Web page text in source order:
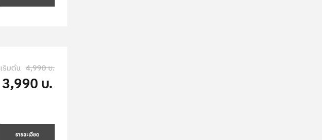
เริ่มต้น 4,990 บ.
3,990 บ.
รายละเอียด